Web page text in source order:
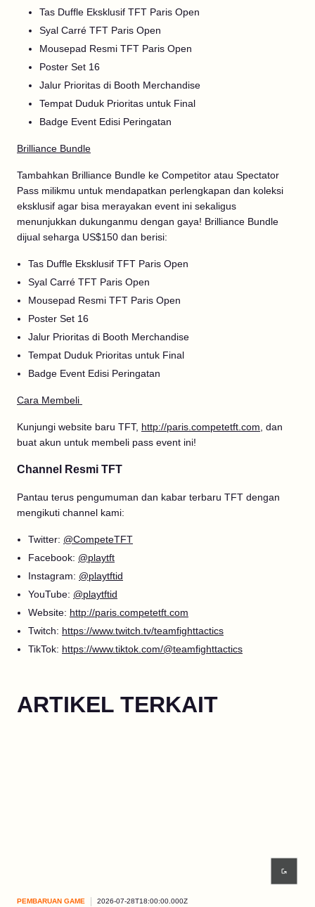
Tas Duffle Eksklusif TFT Paris Open
Syal Carré TFT Paris Open
Mousepad Resmi TFT Paris Open
Poster Set 16
Jalur Prioritas di Booth Merchandise
Tempat Duduk Prioritas untuk Final
Badge Event Edisi Peringatan
Brilliance Bundle
Tambahkan Brilliance Bundle ke Competitor atau Spectator
Pass milikmu untuk mendapatkan perlengkapan dan koleksi
eksklusif agar bisa merayakan event ini sekaligus
menunjukkan dukunganmu dengan gaya! Brilliance Bundle
dijual seharga US$150 dan berisi:
Tas Duffle Eksklusif TFT Paris Open
Syal Carré TFT Paris Open
Mousepad Resmi TFT Paris Open
Poster Set 16
Jalur Prioritas di Booth Merchandise
Tempat Duduk Prioritas untuk Final
Badge Event Edisi Peringatan
Cara Membeli
Kunjungi website baru TFT, http://paris.competetft.com , dan
buat akun untuk membeli pass event ini!
Channel Resmi TFT
Pantau terus pengumuman dan kabar terbaru TFT dengan
mengikuti channel kami:
Twitter: @CompeteTFT
Facebook: @playtft
Instagram: @playtftid
YouTube: @playtftid
Website: http://paris.competetft.com
Twitch: https://www.twitch.tv/teamfighttactics
TikTok: https://www.tiktok.com/@teamfighttactics
ARTIKEL TERKAIT
PEMBARUAN GAME 2026-07-28T18:00:00.000Z